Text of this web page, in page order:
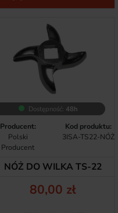
Dostępność: 48h
Producent:
Polski
Producent
Kod produktu:
3ISA-TS22-NÓŻ
NÓŻ DO WILKA TS-22
Cena
80,00 zł